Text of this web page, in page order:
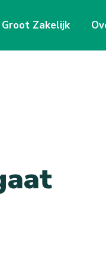
Groot Zakelijk